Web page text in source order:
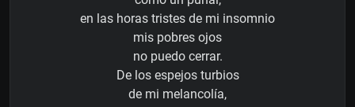
en las horas tristes de mi insomnio
mis pobres ojos
no puedo cerrar.
De los espejos turbios
de mi melancolía,